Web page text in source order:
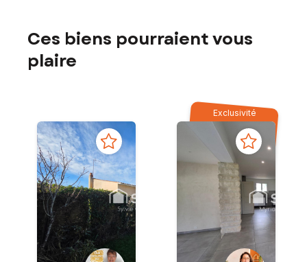
Ces biens pourraient vous
plaire
Exclusivité